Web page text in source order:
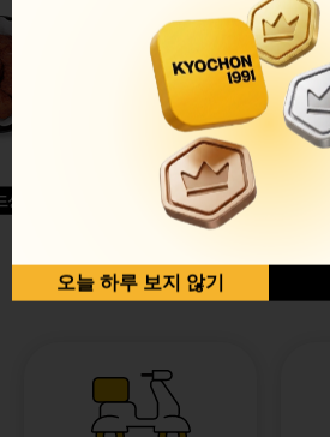
글윙
반반순살[레드+허니]
오늘 하루 보지 않기